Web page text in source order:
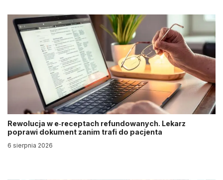
Rewolucja w e‑receptach refundowanych. Lekarz
poprawi dokument zanim trafi do pacjenta
6 sierpnia 2026